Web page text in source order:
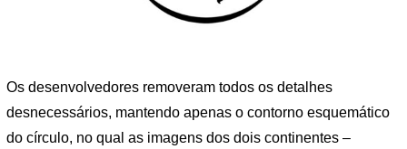
Os desenvolvedores removeram todos os detalhes
desnecessários, mantendo apenas o contorno esquemático
do círculo, no qual as imagens dos dois continentes –